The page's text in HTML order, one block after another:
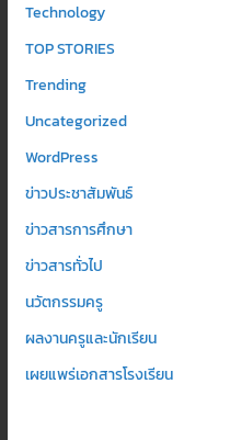
Technology
TOP STORIES
Trending
Uncategorized
WordPress
ข่าวประชาสัมพันธ์
ข่าวสารการศึกษา
ข่าวสารทั่วไป
นวัตกรรมครู
ผลงานครูและนักเรียน
เผยแพร่เอกสารโรงเรียน